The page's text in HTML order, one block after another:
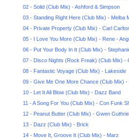
02 - Solid (Club Mix) - Ashford & Simpson
03 - Standing Right Here (Club Mix) - Melba
04 - Private Property (Club Mix) - Carl
05 - I Love You More (Club Mix) - Rene -
06 - Put Your Body In It (Club Mix) -
07 - Disco Nights (Rock Freak) (Club Mix) -
08 - Fantastic Voyage (Club Mix) - Lakeside
09 - Give Me One More Chance (Club Mix) -
10 - Let It All Blow (Club Mix) - Dazz Band
11 - A Song For You (Club Mix) - Con Funk
12 - Peanut Butter (Club Mix) - Gwen Guthrie
13 - Dazz (Club Mix) - Brick
14 - Move It, Groove It (Club Mix) - Marz